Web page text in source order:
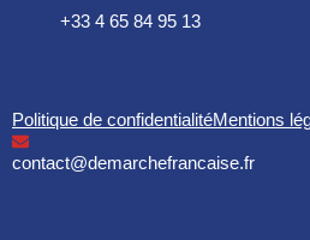
+33 4 65 84 95 13
Politique de confidentialitéMentions
contact@demarchefrancaise.fr